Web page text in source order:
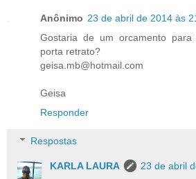
Anônimo 23 de abril de 2014 às
Gostaria de um orcamento
porta retrato?
geisa.mb@hotmail.com
Geisa
Responder
Respostas
KARLA LAURA
23 de abril